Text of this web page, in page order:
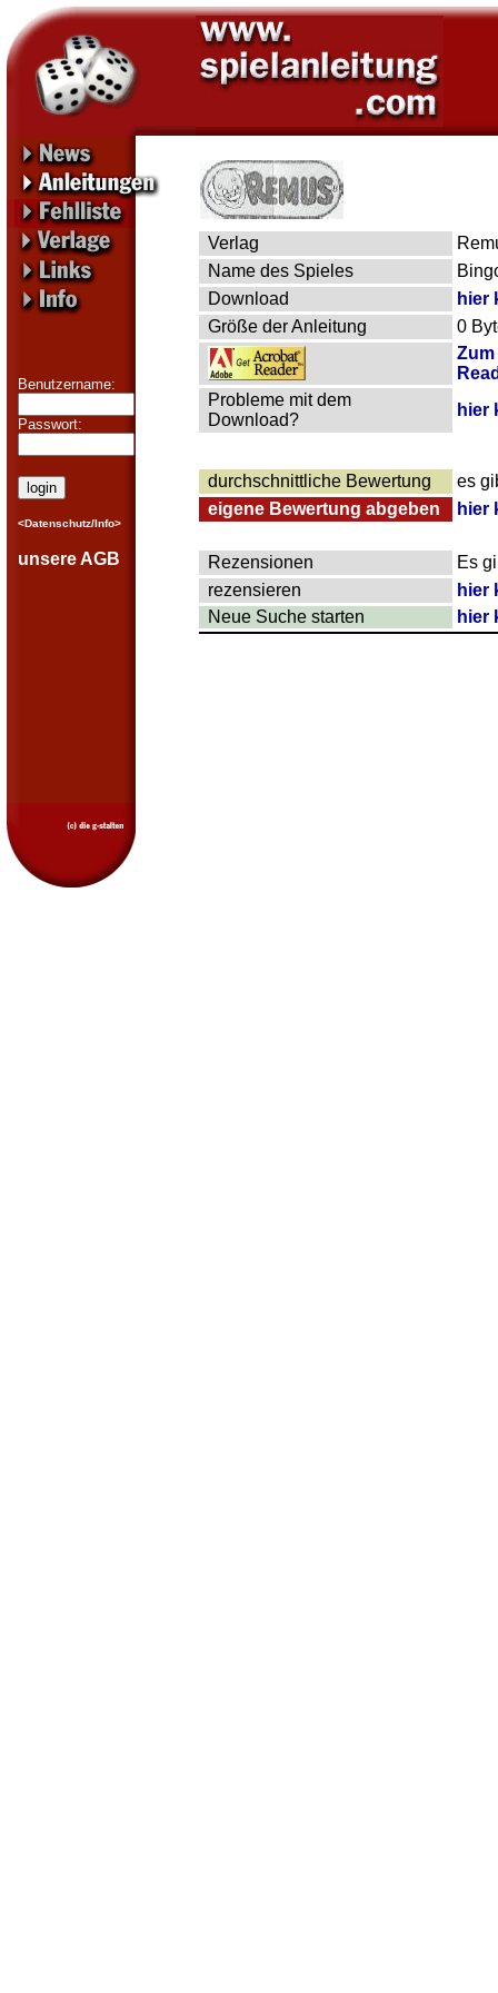
Benutzername:
Passwort:
<Datenschutz/Info>
unsere AGB
Verlag
Name des Spieles
Download
hier
Größe der Anleitung
0
Probleme mit dem
Download?
hier
durchschnittliche Bewertung
es
eigene Bewertung abgeben
hier
Rezensionen
Es
rezensieren
hier
Neue Suche starten
hier